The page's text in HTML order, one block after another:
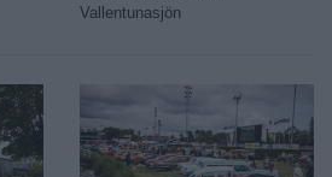
Vallentunasjön